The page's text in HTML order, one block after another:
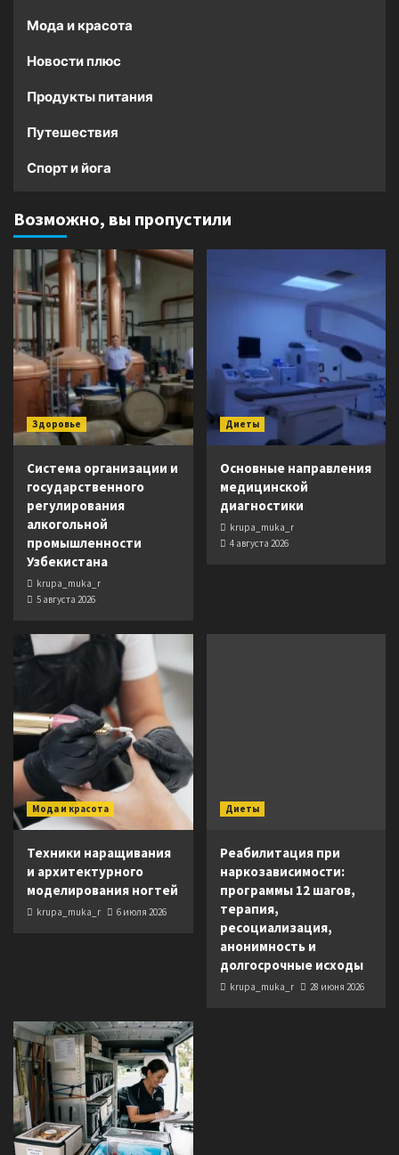
Мода и красота
Новости плюс
Продукты питания
Путешествия
Спорт и йога
Возможно, вы пропустили
Здоровье
Система организации и
государственного
регулирования
алкогольной
промышленности
Узбекистана
krupa_muka_r
5 августа 2026
Диеты
Основные направления
медицинской
диагностики
krupa_muka_r
4 августа 2026
Мода и красота
Техники наращивания
и архитектурного
моделирования ногтей
krupa_muka_r 6 июля 2026
Диеты
Реабилитация при
наркозависимости:
программы 12 шагов,
терапия,
ресоциализация,
анонимность и
долгосрочные исходы
krupa_muka_r 28 июня 2026